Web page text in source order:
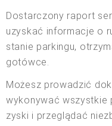
Dostarczony raport
uzyskać informacje o
stanie parkingu,
gotówce.
Możesz prowadzić
wykonywać wszystkie
zyski i przeglądać